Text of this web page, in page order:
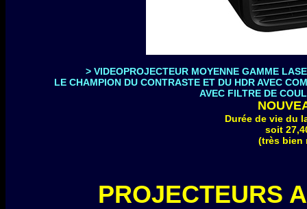
> VIDEOPROJECTEUR MOYENNE GAMME
LE CHAMPION DU CONTRASTE ET DU HDR AVEC
AVEC FILTRE DE
Durée de vie du
soit
(très bien
PROJECTEURS